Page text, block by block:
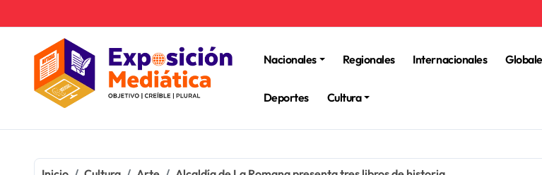
Nacionales
Regionales Internacionales
Deportes Cultura